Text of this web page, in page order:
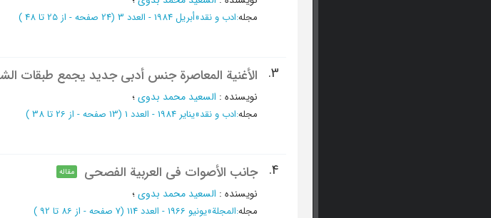
مجله:ادب و نقد»أبریل 1984 - العدد 3 (‎24 صفحه - از 25 تا 48 )
3. الأغنیة المعاصرة جنس أدبی جدید یجمع طبقات
نویسنده : السعید محمد بدوی؛
مجله:ادب و نقد»ینایر 1984 - العدد 1 (‎13 صفحه - از 26 تا 38 )
4. جانب الأصوات فی العربیة الفصحی مقاله
نویسنده : السعید محمد بدوی؛
مجله:المجلة»یونیو 1966 - العدد 114 (‎7 صفحه - از 86 تا 92 )